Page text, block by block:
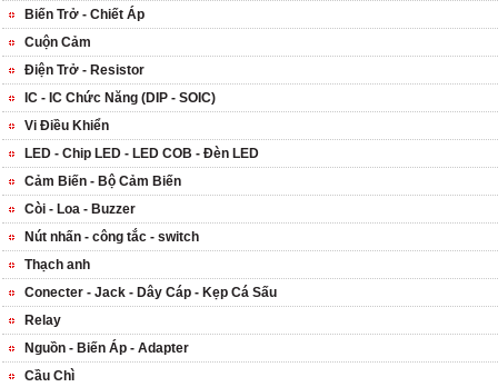
Biến Trở - Chiết Áp
Cuộn Cảm
Điện Trở - Resistor
IC - IC Chức Năng (DIP - SOIC)
Vi Điều Khiển
LED - Chip LED - LED COB - Đèn LED
Cảm Biến - Bộ Cảm Biến
Còi - Loa - Buzzer
Nút nhấn - công tắc - switch
Thạch anh
Conecter - Jack - Dây Cáp - Kẹp Cá Sấu
Relay
Nguồn - Biến Áp - Adapter
Cầu Chì